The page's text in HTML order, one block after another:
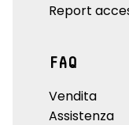
Report
FAQ
Vendita
Assistenza